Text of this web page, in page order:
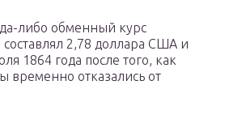
либо обменный курс
составлял 2,78 доллара США и
1864 года после того, как
временно отказались от